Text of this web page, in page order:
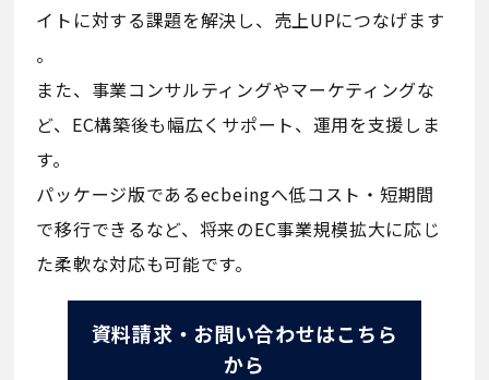
イトに対する課題を解決し、売上UPにつなげます
。
また、事業コンサルティングやマーケティングな
ど、EC構築後も幅広くサポート、運用を支援しま
す。
パッケージ版であるecbeingへ低コスト・短期間
で移行できるなど、将来のEC事業規模拡大に応じ
た柔軟な対応も可能です。
資料請求・お問い合わせはこちら
から